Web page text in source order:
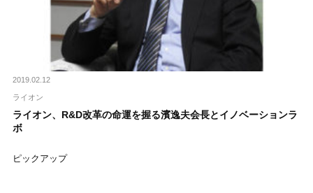
2019.02.12
ライオン
ライオン、R&D改革の命運を握る濱逸夫会長とイノベーションラ
ボ
ピックアップ